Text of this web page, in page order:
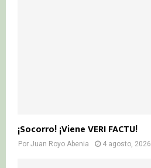
¡Socorro! ¡Viene VERI FACTU!
Por Juan Royo Abenia 4 agosto, 2026